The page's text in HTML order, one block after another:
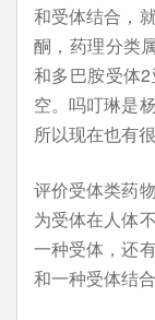
和受体结合，
酮，药理分类
和多巴胺受体
空。吗叮琳是
所以现在也有
评价受体类药
为受体在人体
一种受体，还
和一种受体结